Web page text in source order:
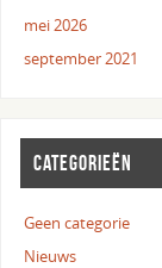
mei 2026
september 2021
CATEGORIEËN
Geen categorie
Nieuws